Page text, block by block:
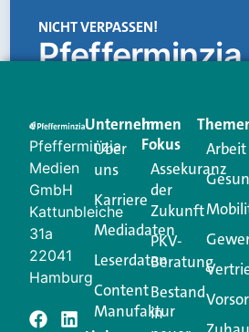
NICHT VERPASSEN!
Creator für Ihre
Ihren Vertriebsalltag leichter
Login.
Jetzt anmelden
Pfefferminzia
Medien
GmbH
Kattunbleiche
31a
22041
Hamburg
Unternehmen
Über
uns
Karriere
Mediadaten
Leserdaten
Content
Manufaktur
Im
Fokus
Assekuranz
der
Zukunft
PKV-
Beratung
Bestand
in
Arbeit